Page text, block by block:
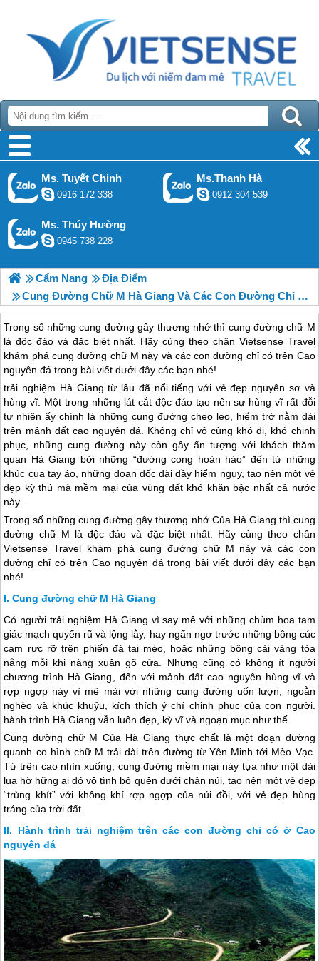
Ms. Tuyết Chinh
0916 172 338
Ms.Thanh Hà
0912 304 539
Ms. Thúy Hường
0945 738 228
Cẩm Nang
Địa Điểm
Cung Đường Chữ M Hà Giang Và Các Con Đường Chỉ Có Trên Cao Nguyên Đá
Trong số những cung đường gây thương nhớ thì cung đường chữ M
là độc đáo và đặc biệt nhất. Hãy cùng theo chân Vietsense Travel
khám phá cung đường chữ M này và các con đường chỉ có trên Cao
nguyên đá trong bài viết dưới đây các bạn nhé!
trải nghiệm Hà Giang từ lâu đã nổi tiếng với vẻ đẹp nguyên sơ và
hùng vĩ. Một trong những lát cắt độc đáo tạo nên sự hùng vĩ rất đỗi
tự nhiên ấy chính là những cung đường cheo leo, hiểm trở nằm dài
trên mảnh đất cao nguyên đá. Không chỉ vô cùng khó đi, khó chinh
phục, những cung đường này còn gây ấn tượng với khách thăm
quan Hà Giang bởi những “đường cong hoàn hảo” đến từ những
khúc cua tay áo, những đoạn dốc dài đầy hiểm nguy, tạo nên một vẻ
đẹp kỳ thú mà mềm mại của vùng đất khó khăn bậc nhất cả nước
này...
Trong số những cung đường gây thương nhớ Của Hà Giang thì cung
đường chữ M là độc đáo và đặc biệt nhất. Hãy cùng theo chân
Vietsense Travel khám phá cung đường chữ M này và các con
đường chỉ có trên Cao nguyên đá trong bài viết dưới đây các bạn
nhé!
Cung đường chữ M Hà Giang
Có người trải nghiệm Hà Giang vì say mê với những chùm hoa tam
giác mạch quyến rũ và lộng lẫy, hay ngẩn ngơ trước những bông cúc
cam rực rỡ trên phiến đá tai mèo, hoặc những bông cải vàng tỏa
nắng mỗi khi nàng xuân gõ cửa. Nhưng cũng có không ít người
chương trình Hà Giang, đến với mảnh đất cao nguyên hùng vĩ và
rợp ngợp này vì mê mải với những cung đường uốn lượn, ngoằn
nghèo và khúc khuỷu, kích thích ý chí chinh phục của con người.
hành trình Hà Giang vẫn luôn đẹp, kỳ vĩ và ngoạn mục như thế.
Cung đường chữ M Của Hà Giang thực chất là một đoạn đường
quanh co hình chữ M trải dài trên đường từ Yên Minh tới Mèo Vạc.
Từ trên cao nhìn xuống, cung đường mềm mại này tựa như một dải
lụa hờ hững ai đó vô tình bỏ quên dưới chân núi, tạo nên một vẻ đẹp
“trùng khít” với không khí rợp ngợp của núi đồi, với vẻ đẹp hùng
tráng của trời đất.
Hành trình trải nghiệm trên các con đường chỉ có ở Cao
nguyên đá